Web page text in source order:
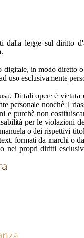
legge sul diritto
in modo diretto
uso esclusivamente
Di tali opere è
personale nonchè il
purchè non
per le violazioni
o dei rispettivi
formati da marchi o
propri diritti